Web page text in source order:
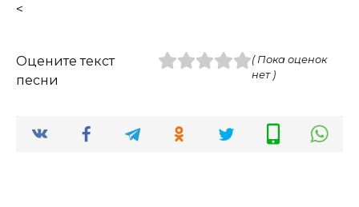
<
Оцените текст
песни
( Пока оценок
нет )